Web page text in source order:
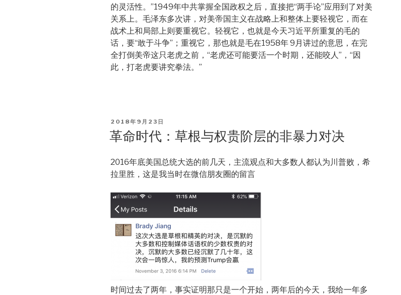
的灵活性。”1949年中共掌握全国政权之后，直接把“两手论”应用到了对美
关系上。毛泽东多次讲，对美帝国主义在战略上和整体上要轻视它，而在
战术上和局部上则要重视它。轻视它，也就是今天习近平所重复的毛的
话，要“敢于斗争”；重视它，那也就是毛在1958年 9月讲过的意思，在完
全打倒美帝这只老虎之前，“老虎还可能要活一个时期，还能咬人”，“因
此，打老虎要讲究拳法。”
POSTED
ON
2018年9月23日
革命时代：草根与权贵阶层的非暴力对决
2016年底美国总统大选的前几天，主流观点和大多数人都认为川普败，希
拉里胜，这是我当时在微信朋友圈的留言
时间过去了两年，事实证明那只是一个开始，两年后的今天，我给一年多